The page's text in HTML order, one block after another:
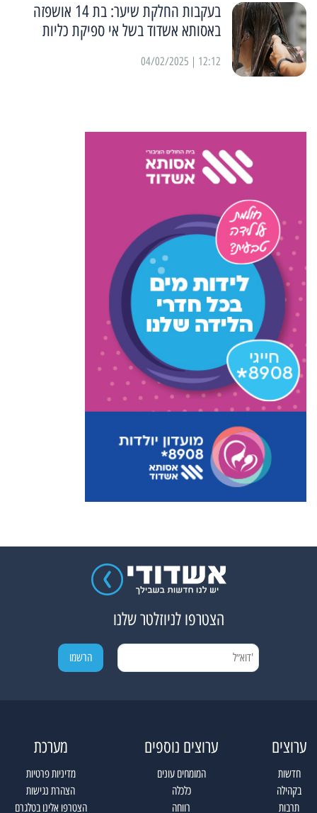
בעקבות החלקת שיער: בת 14 אושפזה
באסותא אשדוד בשל אי ספיקת כליות
12:12 | 04/02/2025
הצטרפו לניוזלטר שלנו
ערוצים
חדשות
בקהילה
תרבות
ערוצים נוספים
המומחים עונים
כלכלה
רווחה
מערכת
מדיניות פרטיות
הצהרת נגישות
הצטרפו אלינו בטלגרם